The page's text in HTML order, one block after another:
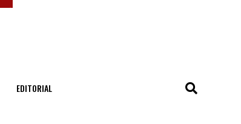
EDITORIAL